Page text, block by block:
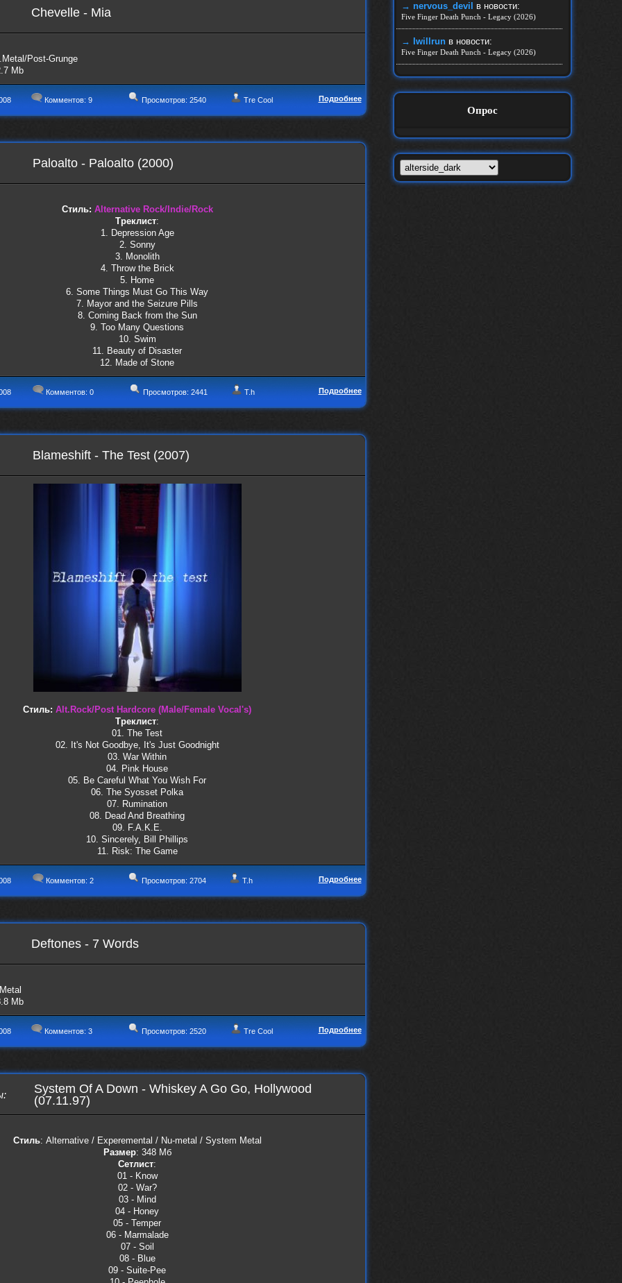
Chevelle - Mia
Post-Grunge
Mb
Комментов: 9 Просмотров: 2540 Tre Cool Подробнее
Paloalto - Paloalto (2000)
Стиль: Alternative Rock/Indie/Rock
Треклист:
1. Depression Age
2. Sonny
3. Monolith
4. Throw the Brick
5. Home
6. Some Things Must Go This Way
7. Mayor and the Seizure Pills
8. Coming Back from the Sun
9. Too Many Questions
10. Swim
11. Beauty of Disaster
12. Made of Stone
Комментов: 0 Просмотров: 2441 T.h Подробнее
Blameshift - The Test (2007)
Стиль: Alt.Rock/Post Hardcore (Male/Female Vocal's)
Треклист:
01. The Test
02. It's Not Goodbye, It's Just Goodnight
03. War Within
04. Pink House
05. Be Careful What You Wish For
06. The Syosset Polka
07. Rumination
08. Dead And Breathing
09. F.A.K.E.
10. Sincerely, Bill Phillips
11. Risk: The Game
Комментов: 2 Просмотров: 2704 T.h Подробнее
Deftones - 7 Words
Mb
Комментов: 3 Просмотров: 2520 Tre Cool Подробнее
:
System Of A Down - Whiskey A Go Go, Hollywood
(07.11.97)
Стиль: Alternative / Experemental / Nu-metal / System Metal
Размер: 348 Мб
Сетлист:
01 - Know
02 - War?
03 - Mind
04 - Honey
05 - Temper
06 - Marmalade
07 - Soil
08 - Blue
09 - Suite-Pee
→ nеrvous_dеvil в новости:
Five Finger Death Punch - Legacy (2026)
→ Iwillrun в новости:
Five Finger Death Punch - Legacy (2026)
Опрос